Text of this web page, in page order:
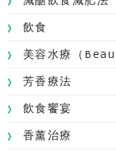
飲食
美容水療（
芳香療法
飲食饗宴
香薰治療